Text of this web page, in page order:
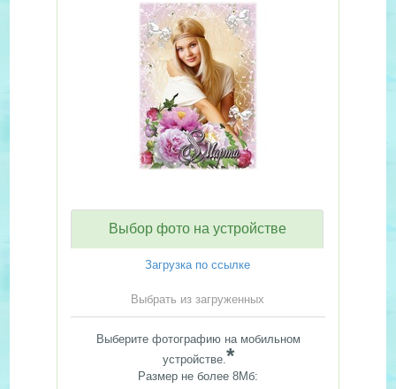
Выбор фото на устройстве
Загрузка по ссылке
Выбрать из загруженных
Выберите фотографию на мобильном
устройстве.*
Размер не более 8Мб: